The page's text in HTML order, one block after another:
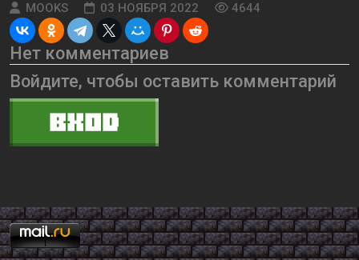
MOOKS
03 НОЯБРЯ 2022 4644
Нет комментариев
Войдите, чтобы оставить комментарий